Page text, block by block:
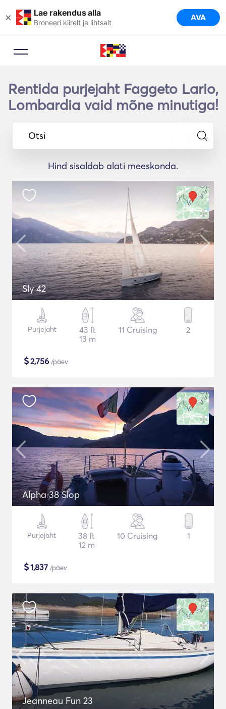
× Lae rakendus alla
Broneeri kiirelt ja lihtsalt AVA
Rentida purjejaht Faggeto Lario,
Lombardia vaid mõne minutiga!
Otsi
Hind sisaldab alati meeskonda.
Sly 42
Purjejaht
43 ft
13 m
11 Cruising 2
$2,756 /päev
Alpha 38 Slop
Purjejaht
38 ft
12 m
10 Cruising 1
$1,837 /päev
Jeanneau Fun 23